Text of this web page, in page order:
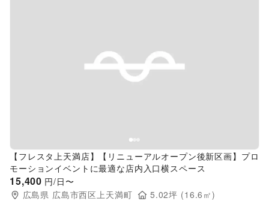
Previous slide
【フレスタ上天満店】【リニューアルオープン後新区画】プロ
モーションイベントに最適な店内入口横スペース
15,400 円/日〜
広島県 広島市西区上天満町 5.02坪 (16.6 ㎡)